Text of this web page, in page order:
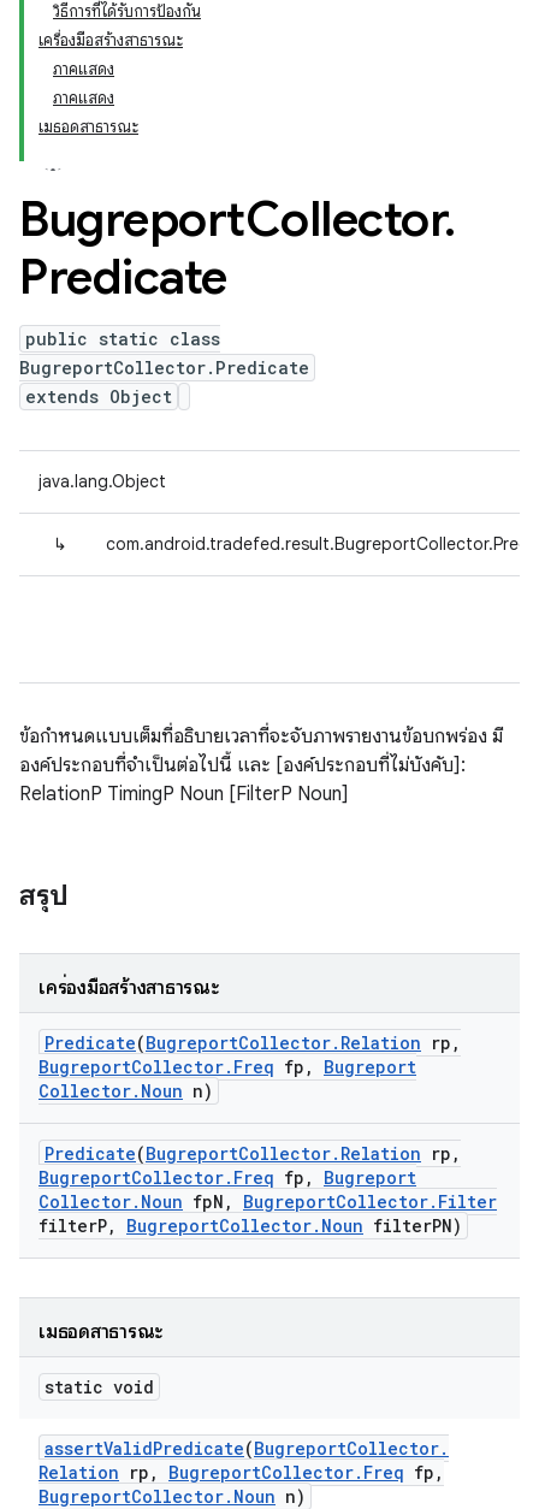
วิธีการที่ได้รับการป้องกัน
เครื่องมือสร้างสาธารณะ
ภาคแสดง
ภาคแสดง
เมธอดสาธารณะ
BugreportCollector.
Predicate
public static class
BugreportCollector.Predicate
extends Object
java.lang.Object
↳
ข้อกำหนดแบบเต็มที่อธิบายเวลาที่จะจับภาพรายงานข้อบกพร่อง มี
องค์ประกอบที่จำเป็นต่อไปนี้ และ [องค์ประกอบที่ไม่บังคับ]:
RelationP TimingP Noun [FilterP Noun]
สรุป
เครื่องมือสร้างสาธารณะ
Predicate(BugreportCollector. Relation rp ,
BugreportCollector. Freq fp ,
Bugreport
Collector. Noun n)
Predicate(BugreportCollector. Relation rp ,
BugreportCollector. Freq fp ,
Bugreport
Collector. Noun fpN , BugreportCollector. Filter
filterP, BugreportCollector. Noun filterPN)
เมธอดสาธารณะ
static void
assertValidPredicate(BugreportCollector.
Relation rp , BugreportCollector. Freq fp ,
BugreportCollector. Noun n)